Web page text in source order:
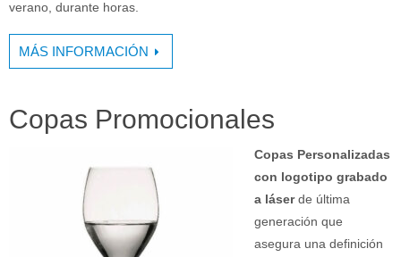
verano, durante horas.
MÁS INFORMACIÓN
Copas Promocionales
Copas Personalizadas
con logotipo grabado
a láserde última
generación que
asegura una definición